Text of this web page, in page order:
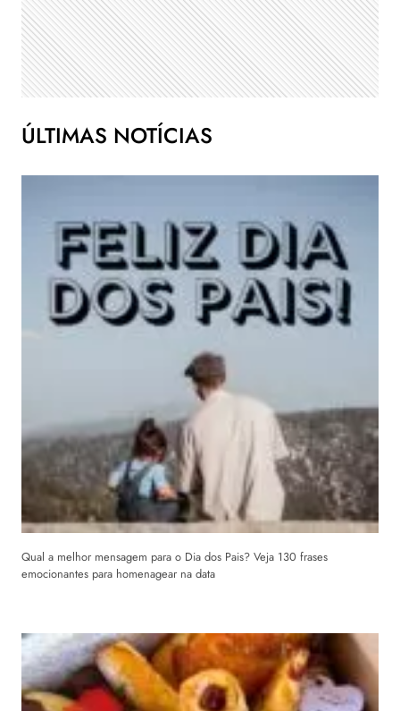
ÚLTIMAS NOTÍCIAS
Qual a melhor mensagem para o Dia dos Pais? Veja 130 frases
emocionantes para homenagear na data